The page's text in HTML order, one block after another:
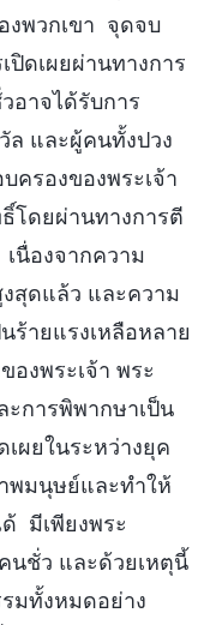
งพวกเขา จุดจบ
ปิดเผยผ่านทางการ
อาจได้รับการ
ล และผู้คนทั้งปวง
ครองของพระเจ้า
โดยผ่านทางการตี
นื่องจากความ
สุดแล้ว และความ
ร้ายแรงเหลือหลาย
องพระเจ้า พระ
การพิพากษาเป็น
ผยในระหว่างยุค
พมนุษย์และทำให้
มีเพียงพระ
นชั่ว และด้วยเหตุนี้
มทั้งหมดอย่าง